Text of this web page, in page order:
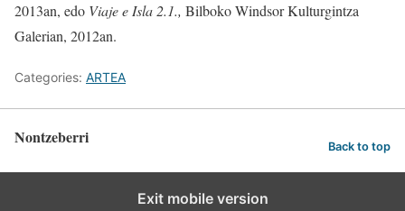
2013an, edo Viaje e Isla 2.1., Bilboko Windsor Kulturgintza
Galerian, 2012an.
Categories: ARTEA
Nontzeberri Back to top
Exit mobile version